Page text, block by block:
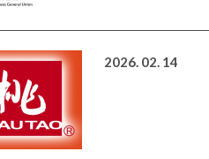
2026. 02. 14